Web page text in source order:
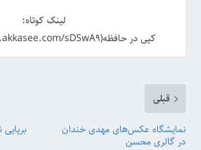
لینک کوتاه:
کپی در حافظه(https://www.akkasee.com/sDSwA9)
قبلی
نمایشگاه عکس‌های مهدی خندان
در گالری محسن